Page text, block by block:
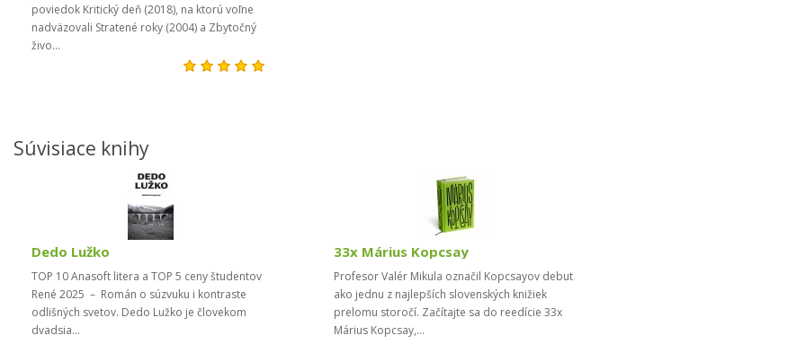
poviedok Kritický deň (2018), na ktorú voľne
nadväzovali Stratené roky (2004) a Zbytočný
živo...
Súvisiace knihy
Dedo Lužko
TOP 10 Anasoft litera a TOP 5 ceny študentov
René 2025 – Román o súzvuku i kontraste
odlišných svetov. Dedo Lužko je človekom
dvadsia...
33x Márius Kopcsay
Profesor Valér Mikula označil Kopcsayov debut
ako jednu z najlepších slovenských knižiek
prelomu storočí. Začítajte sa do reedície 33x
Márius Kopcsay,...